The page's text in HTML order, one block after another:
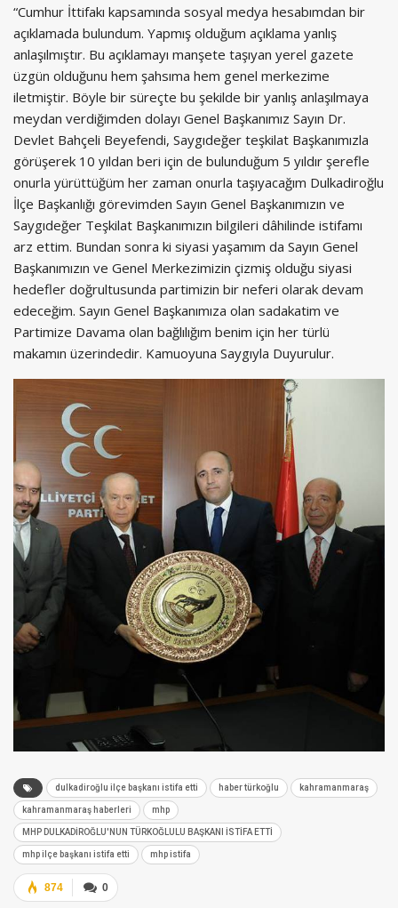
“Cumhur İttifakı kapsamında sosyal medya hesabımdan bir
açıklamada bulundum. Yapmış olduğum açıklama yanlış
anlaşılmıştır. Bu açıklamayı manşete taşıyan yerel gazete
üzgün olduğunu hem şahsıma hem genel merkezime
iletmiştir. Böyle bir süreçte bu şekilde bir yanlış anlaşılmaya
meydan verdiğimden dolayı Genel Başkanımız Sayın Dr.
Devlet Bahçeli Beyefendi, Saygıdeğer teşkilat Başkanımızla
görüşerek 10 yıldan beri için de bulunduğum 5 yıldır şerefle
onurla yürüttüğüm her zaman onurla taşıyacağım Dulkadiroğlu
İlçe Başkanlığı görevimden Sayın Genel Başkanımızın ve
Saygıdeğer Teşkilat Başkanımızın bilgileri dâhilinde istifamı
arz ettim. Bundan sonra ki siyasi yaşamım da Sayın Genel
Başkanımızın ve Genel Merkezimizin çizmiş olduğu siyasi
hedefler doğrultusunda partimizin bir neferi olarak devam
edeceğim. Sayın Genel Başkanımıza olan sadakatim ve
Partimize Davama olan bağlılığım benim için her türlü
makamın üzerindedir. Kamuoyuna Saygıyla Duyurulur.
dulkadiroğlu ilçe başkanı istifa etti haber türkoğlu kahramanmaraş
kahramanmaraş haberleri mhp
MHP DULKADİROĞLU'NUN TÜRKOĞLULU BAŞKANI İSTİFA ETTİ
mhp ilçe başkanı istifa etti mhp istifa
0
874